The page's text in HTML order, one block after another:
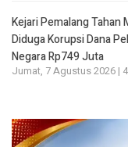
Kejari Pemalang Tahan
Diduga Korupsi Dana
Negara Rp749 Juta
Jumat, 7 Agustus 2026 |